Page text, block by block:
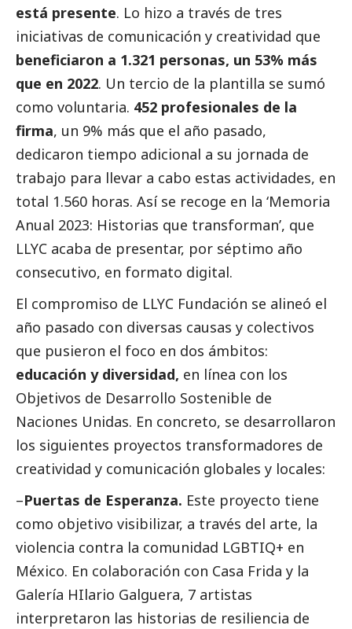
está presente. Lo hizo a través de tres
iniciativas de comunicación y creatividad que
beneficiaron a 1.321 personas, un 53% más
que en 2022. Un tercio de la plantilla se sumó
como voluntaria. 452 profesionales de la
firma, un 9% más que el año pasado,
dedicaron tiempo adicional a su jornada de
trabajo para llevar a cabo estas actividades, en
total 1.560 horas. Así se recoge en la ‘Memoria
Anual 2023: Historias que transforman’, que
LLYC acaba de presentar, por séptimo año
consecutivo, en formato digital.
El compromiso de LLYC Fundación se alineó el
año pasado con diversas causas y colectivos
que pusieron el foco en dos ámbitos:
educación y diversidad, en línea con los
Objetivos de Desarrollo Sostenible de
Naciones Unidas. En concreto, se desarrollaron
los siguientes proyectos transformadores de
creatividad y comunicación globales y locales:
–Puertas de Esperanza. Este proyecto tiene
como objetivo visibilizar, a través del arte, la
violencia contra la comunidad LGBTIQ+ en
México. En colaboración con Casa Frida y la
Galería HIlario Galguera, 7 artistas
interpretaron las historias de resiliencia de